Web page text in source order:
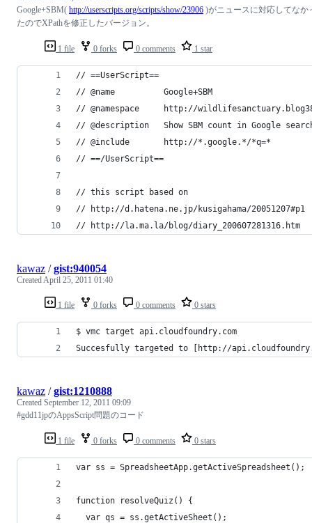
1 file 0 forks 0 comments 1 star
Google+SBM( http://userscripts.org/scripts/show/23906 )がニュースに対応してなか
たのでXPathを修正したバージョン。
// ==UserScript==
// @name          Google+SBM
// @namespace     http://
// @description   Show SBM count in Google
// @include       http://*.google.*/*q=*
// ==/UserScript==
// this script based on
// http://d.hatena.ne.jp/kusigahama/20051207#p1
// http://la.ma.la/blog/diary_200607281316.htm
1 file 0 forks 0 comments 0 stars
kawaz /gist:940054
Created April 25, 2011 01:40
$ vmc target api.cloudfoundry.com
Succesfully targeted to [http://
1 file 0 forks 0 comments 0 stars
kawaz /gist:1210888
Created September 12, 2011 09:09
#gdd11jpのAppsScript問題のコード
var ss = SpreadsheetApp.getActiveSpreadsheet();
function resolveQuiz() {
  var qs = ss.getActiveSheet();